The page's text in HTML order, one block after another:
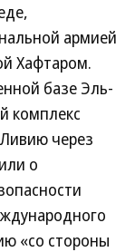
армией
Хафтаром.
базе Эль-
комплекс
через
о
«со стороны